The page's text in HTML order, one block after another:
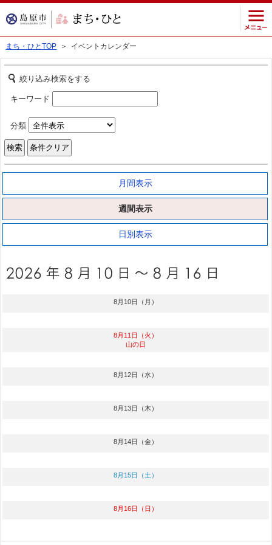
まち・ひとTOP ＞ イベントカレンダー
絞り込み検索をする
キーワード
分類
月間表示
週間表示
日別表示
8月10日（月）
8月11日（火）
山の日
8月12日（水）
8月13日（木）
8月14日（金）
8月15日（土）
8月16日（日）